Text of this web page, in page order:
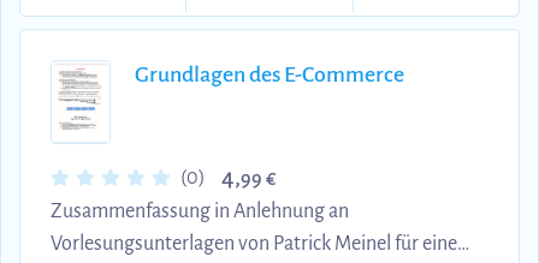
Grundlagen des E-Commerce
(0) 4,99 €
Zusammenfassung in Anlehnung an
Vorlesungsunterlagen von Patrick Meinel für eine